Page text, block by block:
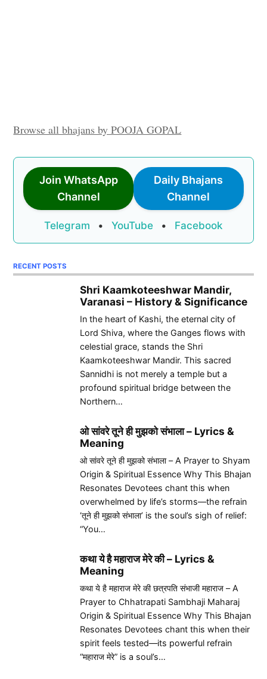
Browse all bhajans by POOJA GOPAL
Join WhatsApp
Channel
Daily Bhajans
Channel
Telegram • YouTube • Facebook
RECENT POSTS
Shri Kaamkoteeshwar Mandir,
Varanasi – History & Significance
In the heart of Kashi, the eternal city of
Lord Shiva, where the Ganges flows with
celestial grace, stands the Shri
Kaamkoteeshwar Mandir. This sacred
Sannidhi is not merely a temple but a
profound spiritual bridge between the
Northern…
ओ सांवरे तूने ही मुझको संभाला – Lyrics &
Meaning
ओ सांवरे तूने ही मुझको संभाला – A Prayer to Shyam
Origin & Spiritual Essence Why This Bhajan
Resonates Devotees chant this when
overwhelmed by life’s storms—the refrain
‘तूने ही मुझको संभाला’ is the soul’s sigh of relief:
“You…
कथा ये है महाराज मेरे की – Lyrics &
Meaning
कथा ये है महाराज मेरे की छत्रपति संभाजी महाराज – A
Prayer to Chhatrapati Sambhaji Maharaj
Origin & Spiritual Essence Why This Bhajan
Resonates Devotees chant this when their
spirit feels tested—its powerful refrain
“महाराज मेरे” is a soul’s…